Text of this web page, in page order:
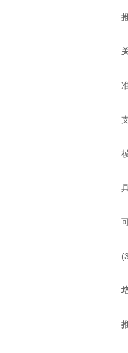
准
支
模
具
可